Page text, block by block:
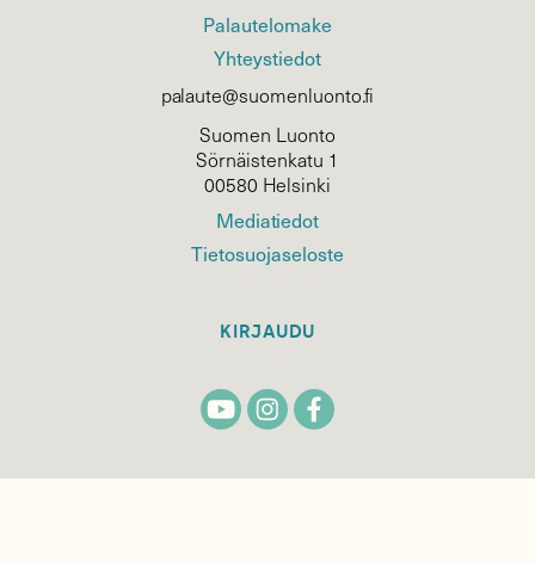
Palautelomake
Yhteystiedot
palaute@suomenluonto.fi
Suomen Luonto
Sörnäistenkatu 1
00580 Helsinki
Mediatiedot
Tietosuojaseloste
KIRJAUDU